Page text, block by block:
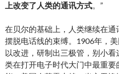
上改变了人类的通讯方式。”
在贝尔的基础上，人类继续在
摆脱电话线的束缚。1906年，
以改进，研制出三极管，别小看
类在打开电子时代大门中最重